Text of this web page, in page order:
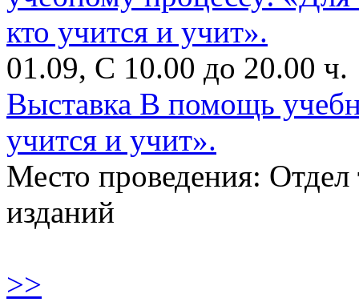
01.09, С 10.00 до 20.00 ч.
Выставка В помощь
учится и учит».
Место проведения:
изданий
>>